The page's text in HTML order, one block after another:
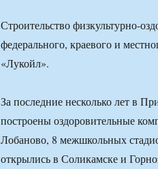
Строительство физкультурно-
федерального, краевого и
«Лукойл».
За последние несколько лет в
построены оздоровительные
Лобаново, 8 межшкольных
открылись в Соликамске и